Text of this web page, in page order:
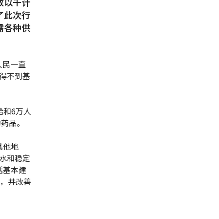
此次行
各种供
一直
不到基
6万人
品。
他地
和稳定
本建
并改善